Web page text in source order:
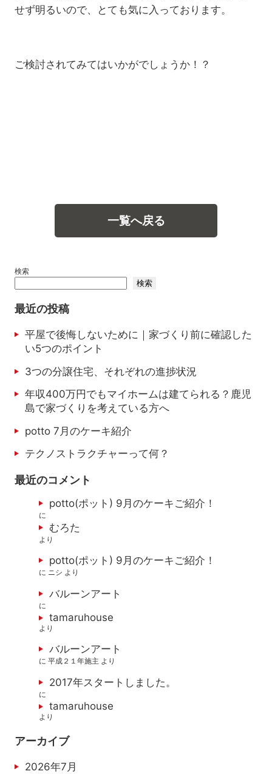
せず明るいので、とても気に入っております。
ご検討されてみてはいかがでしょうか！？
一覧へ戻る
検索
検索
最近の投稿
平屋で後悔しないために｜家づくり前に確認した
い5つのポイント
3つの分譲住宅、それぞれの進捗状況
年収400万円でもマイホームは建てられる？鹿児
島で家づくりを考えている方へ
potto 7月のケーキ紹介
テクノストラクチャーって何？
最近のコメント
potto(ポット) 9月のケーキご紹介！
に
むろた
より
potto(ポット) 9月のケーキご紹介！
に ニシ より
バルーンアート
に
tamaruhouse
より
バルーンアート
に平成２１年施主 より
2017年スタートしました。
に
tamaruhouse
より
アーカイブ
2026年7月